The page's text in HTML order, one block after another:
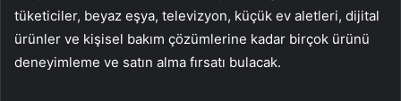
tüketiciler, beyaz eşya, televizyon, küçük ev aletleri, dijital
ürünler ve kişisel bakım çözümlerine kadar birçok ürünü
deneyimleme ve satın alma fırsatı bulacak.